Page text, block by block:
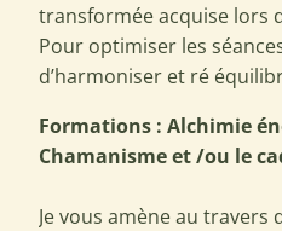
transformée acquise lors
Pour optimiser les
d’harmoniser et ré
Formations : Alchimie
Chamanisme et /ou le
Je vous amène au travers